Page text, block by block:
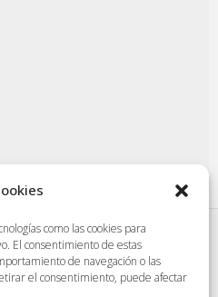
como las cookies para
El consentimiento de estas
de navegación o las
el consentimiento, puede afectar
Aviso legal |